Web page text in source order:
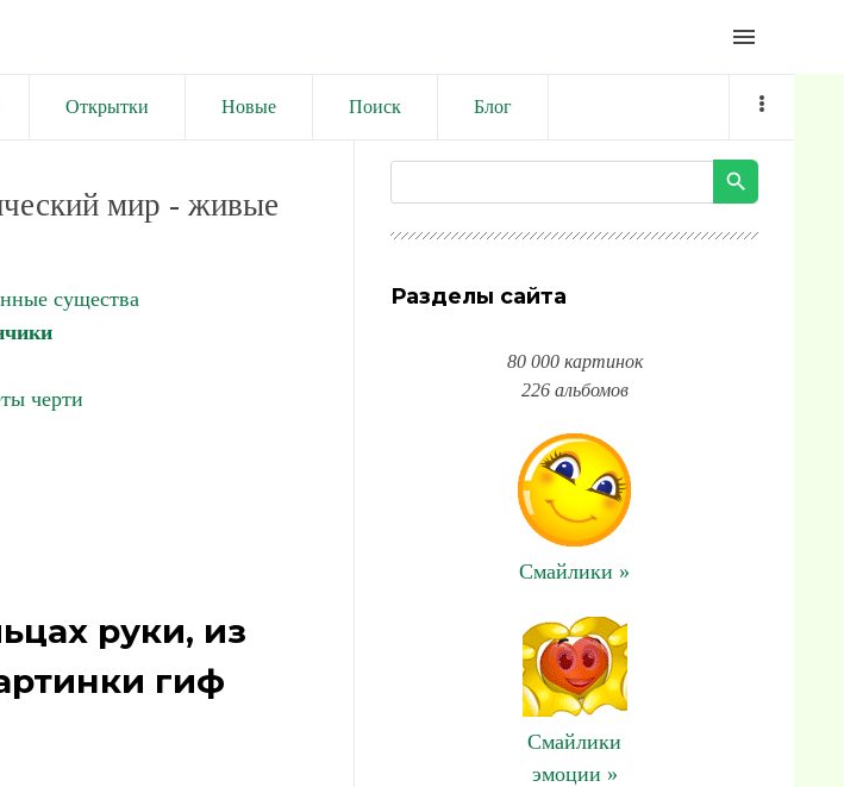
menu
Открытки Новые Поиск Блог
мир - живые
существа
черти
руки, из
гиф
Разделы сайта
80 000 картинок
226 альбомов
Смайлики »
Смайлики
эмоции »